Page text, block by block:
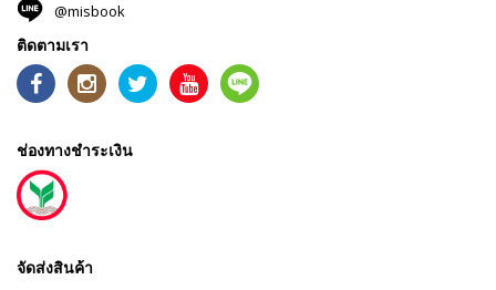
@misbook
ติดตามเรา
ช่องทางชำระเงิน
จัดส่งสินค้า